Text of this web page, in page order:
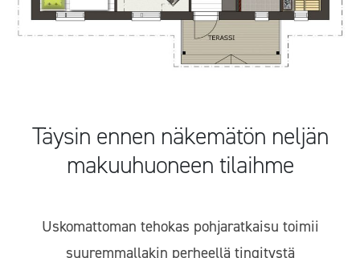
Täysin ennen näkemätön neljän
makuuhuoneen tilaihme
Uskomattoman tehokas pohjaratkaisu toimii
suuremmallakin perheellä tingitystä